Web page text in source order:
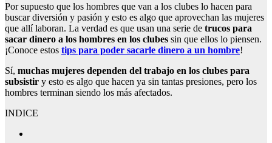
Por supuesto que los hombres que van a los clubes lo hacen para
buscar diversión y pasión y esto es algo que aprovechan las mujeres
que allí laboran. La verdad es que usan una serie de trucos para
sacar dinero a los hombres en los clubes sin que ellos lo piensen.
¡Conoce estos tips para poder sacarle dinero a un hombre!
Sí, muchas mujeres dependen del trabajo en los clubes para
subsistir y esto es algo que hacen ya sin tantas presiones, pero los
hombres terminan siendo los más afectados.
INDICE